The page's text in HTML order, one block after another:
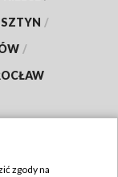
/
/
zgody na